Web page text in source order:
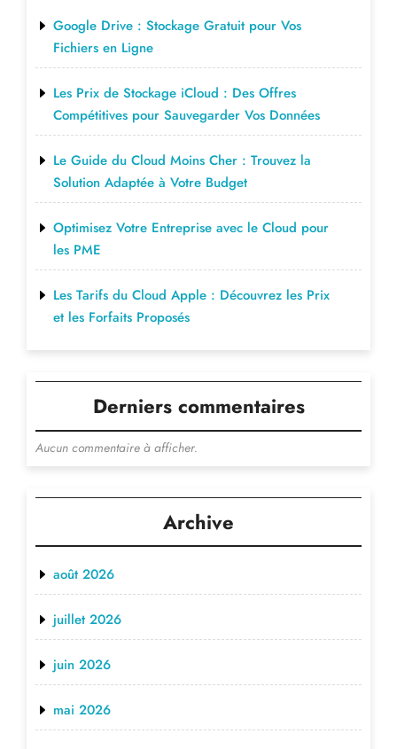
Google Drive : Stockage Gratuit pour Vos
Fichiers en Ligne
Les Prix de Stockage iCloud : Des Offres
Compétitives pour Sauvegarder Vos Données
Le Guide du Cloud Moins Cher : Trouvez la
Solution Adaptée à Votre Budget
Optimisez Votre Entreprise avec le Cloud pour
les PME
Les Tarifs du Cloud Apple : Découvrez les Prix
et les Forfaits Proposés
Derniers commentaires
Aucun commentaire à afficher.
Archive
août 2026
juillet 2026
juin 2026
mai 2026